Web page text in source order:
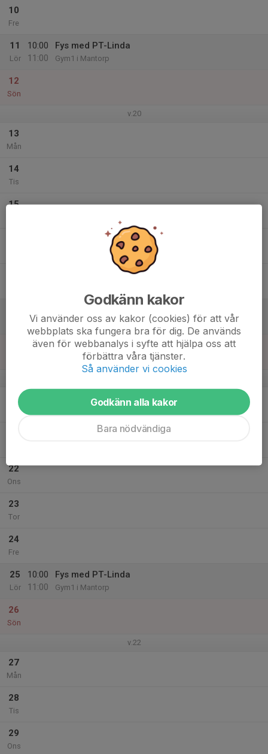
10
Fre
11
Lör
10:00
11:00
Fys med PT-Linda
Gym1 i Mantorp
12
Sön
v.20
13
Mån
14
Tis
15
12:20
C-hallen, bredvid Saab arena
20
Mån
Möte summercamp
22
Ons
23
Tor
24
Fre
25
Lör
10:00
11:00
Fys med PT-Linda
Gym1 i Mantorp
26
Sön
v.22
27
Mån
28
Tis
29
Ons
Godkänn kakor
Vi använder oss av kakor (cookies) för att vår
webbplats ska fungera bra för dig. De används
även för webbanalys i syfte att hjälpa oss att
förbättra våra tjänster.
Så använder vi cookies
Godkänn alla kakor
Bara nödvändiga